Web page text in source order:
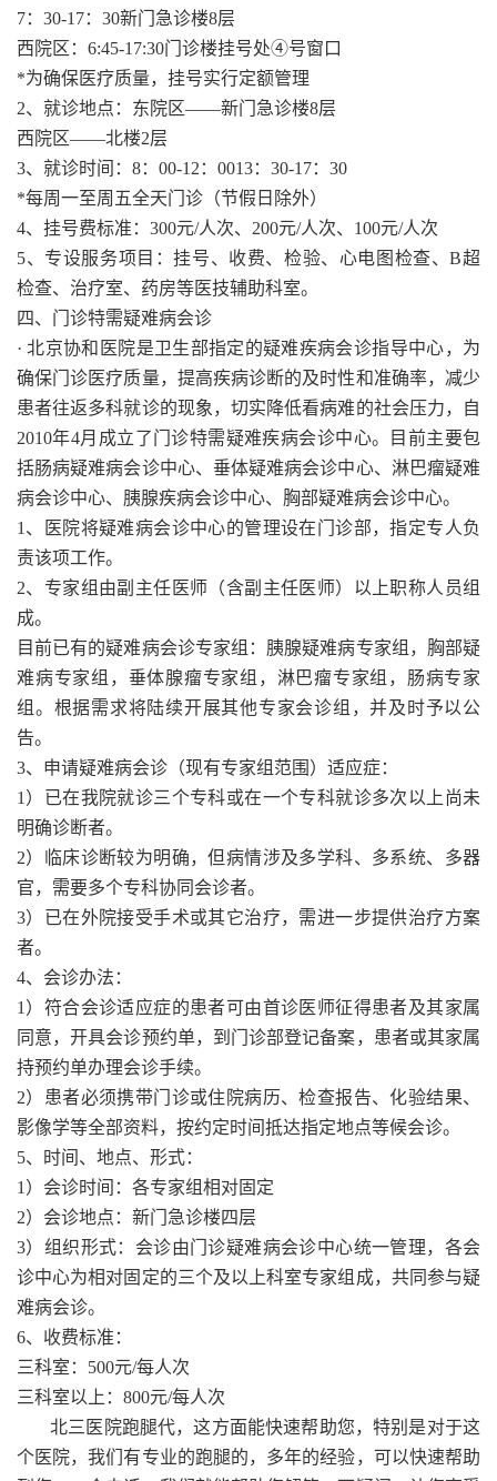
7：30-17：30新门急诊楼8层
西院区：6:45-17:30门诊楼挂号处④号窗口
*为确保医疗质量，挂号实行定额管理
2、就诊地点：东院区——新门急诊楼8层
西院区——北楼2层
3、就诊时间：8：00-12：0013：30-17：30
*每周一至周五全天门诊（节假日除外）
4、挂号费标准：300元/人次、200元/人次、100元/人次
5、专设服务项目：挂号、收费、检验、心电图检查、B超
检查、治疗室、药房等医技辅助科室。
四、门诊特需疑难病会诊
· 北京协和医院是卫生部指定的疑难疾病会诊指导中心，为
确保门诊医疗质量，提高疾病诊断的及时性和准确率，减少
患者往返多科就诊的现象，切实降低看病难的社会压力，自
2010年4月成立了门诊特需疑难疾病会诊中心。目前主要包
括肠病疑难病会诊中心、垂体疑难病会诊中心、淋巴瘤疑难
病会诊中心、胰腺疾病会诊中心、胸部疑难病会诊中心。
1、医院将疑难病会诊中心的管理设在门诊部，指定专人负
责该项工作。
2、专家组由副主任医师（含副主任医师）以上职称人员组
成。
目前已有的疑难病会诊专家组：胰腺疑难病专家组，胸部疑
难病专家组，垂体腺瘤专家组，淋巴瘤专家组，肠病专家
组。根据需求将陆续开展其他专家会诊组，并及时予以公
告。
3、申请疑难病会诊（现有专家组范围）适应症：
1）已在我院就诊三个专科或在一个专科就诊多次以上尚未
明确诊断者。
2）临床诊断较为明确，但病情涉及多学科、多系统、多器
官，需要多个专科协同会诊者。
3）已在外院接受手术或其它治疗，需进一步提供治疗方案
者。
4、会诊办法：
1）符合会诊适应症的患者可由首诊医师征得患者及其家属
同意，开具会诊预约单，到门诊部登记备案，患者或其家属
持预约单办理会诊手续。
2）患者必须携带门诊或住院病历、检查报告、化验结果、
影像学等全部资料，按约定时间抵达指定地点等候会诊。
5、时间、地点、形式：
1）会诊时间：各专家组相对固定
2）会诊地点：新门急诊楼四层
3）组织形式：会诊由门诊疑难病会诊中心统一管理，各会
诊中心为相对固定的三个及以上科室专家组成，共同参与疑
难病会诊。
6、收费标准：
三科室：500元/每人次
三科室以上：800元/每人次
北三医院跑腿代，这方面能快速帮助您，特别是对于这
个医院，我们有专业的跑腿的，多年的经验，可以快速帮助